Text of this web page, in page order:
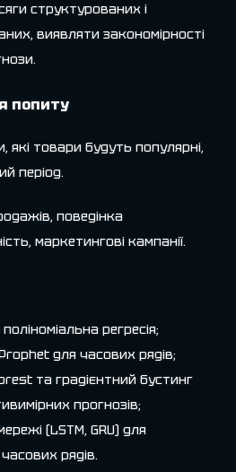
структурованих і
виявляти закономірності
попиту
які товари будуть популярні,
період.
поведінка
маркетингові кампанії.
поліноміальна регресія;
для часових рядів;
та градієнтний бустинг
прогнозів;
(LSTM, GRU) для
рядів.